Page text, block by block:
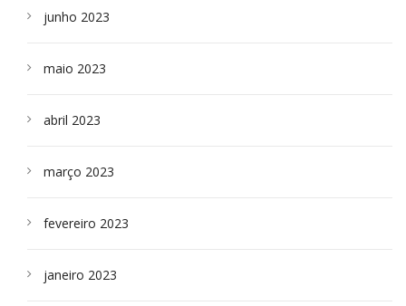
junho 2023
maio 2023
abril 2023
março 2023
fevereiro 2023
janeiro 2023